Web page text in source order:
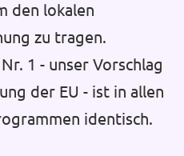
den lokalen
zu tragen.
1 - unser Vorschlag
der EU - ist in allen
identisch.